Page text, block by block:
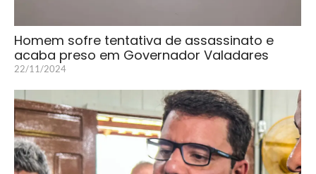
Homem sofre tentativa de assassinato e
acaba preso em Governador Valadares
22/11/2024